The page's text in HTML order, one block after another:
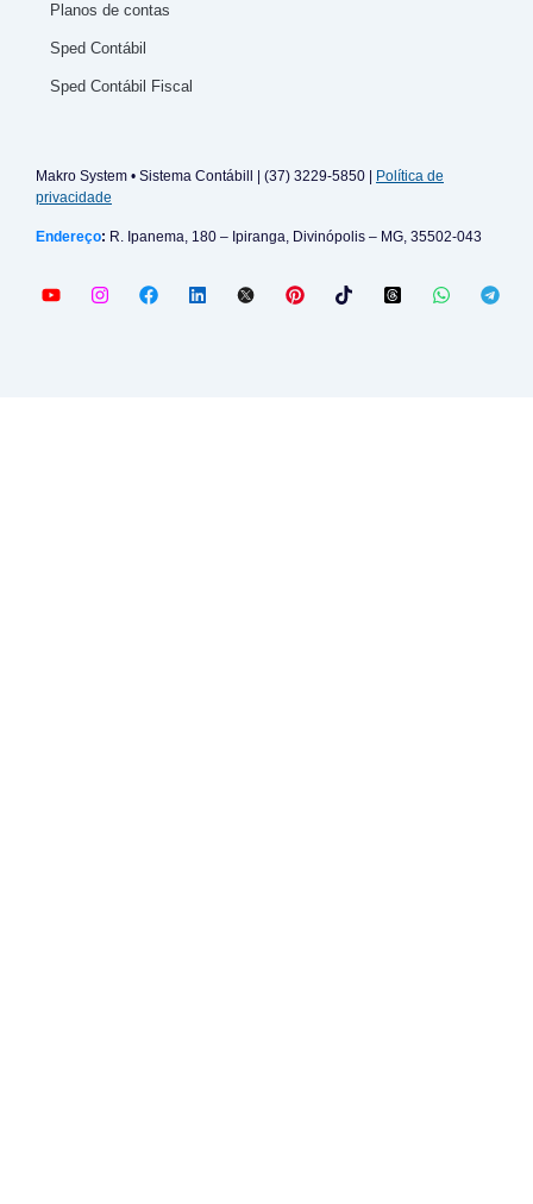
Planos de contas
Sped Contábil
Sped Contábil Fiscal
Makro System • Sistema Contábill | (37) 3229-5850 |
Política de
privacidade
Endereço: R. Ipanema, 180 – Ipiranga, Divinópolis – MG, 35502-043